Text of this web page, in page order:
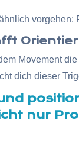
Movement
dich dieser
nur